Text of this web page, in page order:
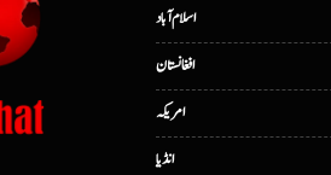
اسلام آباد
افغانستان
امریکہ
انڈیا